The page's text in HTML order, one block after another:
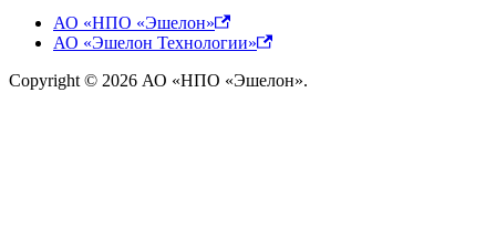
АО «НПО «Эшелон»
АО «Эшелон Технологии»
Copyright © 2026 АО «НПО «Эшелон».